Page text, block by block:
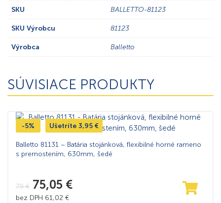
SKU BALLETTO-81123
SKU Výrobcu 81123
Výrobca Balletto
SÚVISIACE PRODUKTY
-5% Ušetríte 3,95 €
Balletto 81131 – Batária stojánková, flexibilné horné rameno
s premostením, 630mm, šedé
79€ 75,05 €
bez DPH 61,02 €